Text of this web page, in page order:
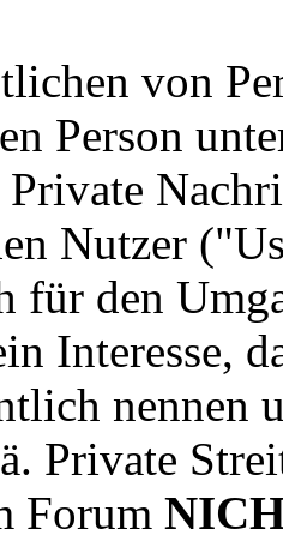
von
Person
Nutzer
für den
Interesse,
nennen
Private
Forum